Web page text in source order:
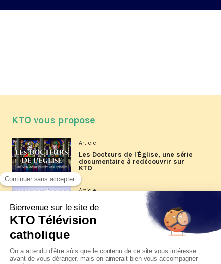
KTO vous propose
Article
Les Docteurs de l'Église, une série
documentaire à redécouvrir sur
KTO
Article
Les reportages d'été 2026 de KTO
La visite pastorale du pape Léon
XIV à Assise à suivre sur KTO le
jeudi 6 août